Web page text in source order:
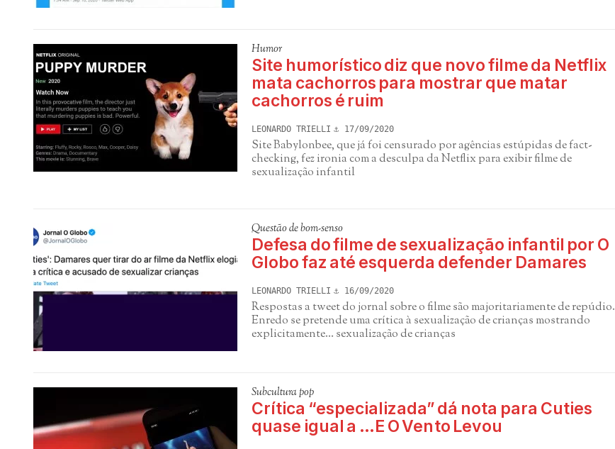
Humor
Site humorístico diz que novo filme da Netflix
mata cachorros para mostrar que matar
cachorros é ruim
LEONARDO TRIELLI 17/09/2020
Site Babylonbee, que já foi censurado por agências estúpidas de fact-
checking, fez ironia com a desculpa da Netflix para exibir filme de
sexualização infantil
Questão de bom-senso
Defesa do filme de sexualização infantil por O
Globo faz até esquerda defender Damares
LEONARDO TRIELLI 16/09/2020
Respostas a tweet do jornal sobre o filme são majoritariamente de repúdio.
Enredo se pretende uma crítica à sexualização de crianças mostrando
explicitamente… sexualização de crianças
Subcultura pop
Crítica “especializada” dá nota para Cuties
quase igual a …E O Vento Levou